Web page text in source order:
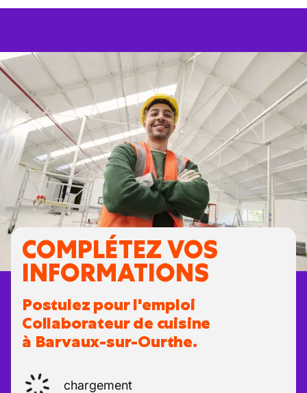
COMPLÉTEZ VOS
INFORMATIONS
Postulez pour l'emploi
Collaborateur de cuisine
à Barvaux-sur-Ourthe.
chargement